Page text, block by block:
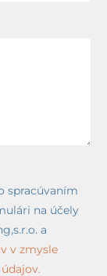
spracúvaním
na účely
a
v zmysle